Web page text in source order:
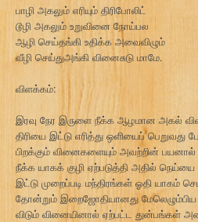
பாழி அகலும் எரியும் திரிபோலிட்
டூழி அகலும் உறுவினை நோய்பல
ஆழி செய்தங்கி உதிக்க அவைவிழும்
வீழி செய்துஅங்கி வினைசுடு மாமே.
விளக்கம்:
இரவு நேர இருளை நீக்க ஆழமான அகல்
திரியை இட்டு எரித்து ஒளியைப் பெறுவது
பிறக்கும் வினைகளையும் அவற்றின்
நீக்க யாகக் குழி ஏற்படுத்தி அதில்
இட்டு முறைப்படி மந்திரங்கள் ஓதி யாகம்
தோன்றும் இறைஜோதியானது மேலெழும்பிய
விடும் வினையினால் ஏற்பட்ட துன்பங்கள்